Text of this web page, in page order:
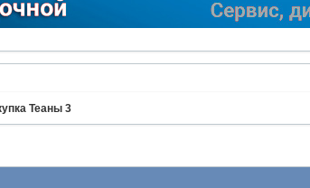
Теаны 3